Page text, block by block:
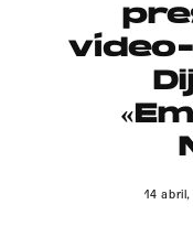
© 2015-2022 UMOMAG.
vídeo-
14 abril,